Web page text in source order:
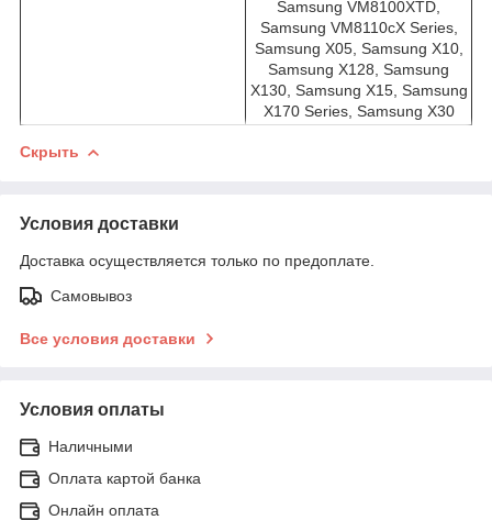
Samsung VM8100XTD,
Samsung VM8110cX Series,
Samsung X05, Samsung X10,
Samsung X128, Samsung
X130, Samsung X15, Samsung
X170 Series, Samsung X30
Скрыть
Условия доставки
Доставка осуществляется только по предоплате.
Самовывоз
Все условия доставки
Условия оплаты
Наличными
Оплата картой банка
Онлайн оплата